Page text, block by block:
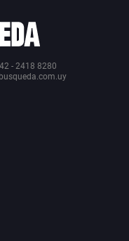
- 2418 8280